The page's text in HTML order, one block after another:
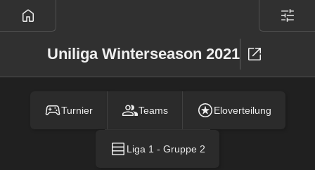
Uniliga Winterseason 2021
Turnier Teams Eloverteilung
Liga 1 - Gruppe 2